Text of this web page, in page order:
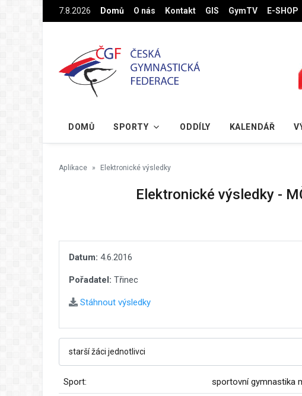
Na hlavní obsah7.8.2026 Domů O nás Kontakt GIS GymTV E-SHOP
DOMŮ SPORTY ODDÍLY KALENDÁŘ
Aplikace Elektronické výsledky
Elektronické výsledky -
Datum: 4.6.2016
Pořadatel: Třinec
Stáhnout výsledky
Sport: sportovní gymnastika